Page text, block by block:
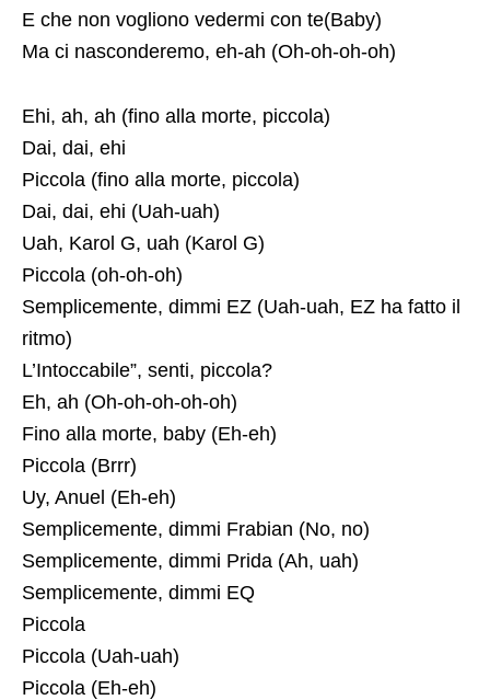
E che non vogliono vedermi con te(Baby)
Ma ci nasconderemo, eh-ah (Oh-oh-oh-oh)
Ehi, ah, ah (fino alla morte, piccola)
Dai, dai, ehi
Piccola (fino alla morte, piccola)
Dai, dai, ehi ​​(Uah-uah)
Uah, Karol G, uah (Karol G)
Piccola (oh-oh-oh)
Semplicemente, dimmi EZ (Uah-uah, EZ ha fatto il
ritmo)
L’Intoccabile”, senti, piccola?
Eh, ah (Oh-oh-oh-oh-oh)
Fino alla morte, baby (Eh-eh)
Piccola (Brrr)
Uy, Anuel (Eh-eh)
Semplicemente, dimmi Frabian (No, no)
Semplicemente, dimmi Prida (Ah, uah)
Semplicemente, dimmi EQ
Piccola
Piccola (Uah-uah)
Piccola (Eh-eh)